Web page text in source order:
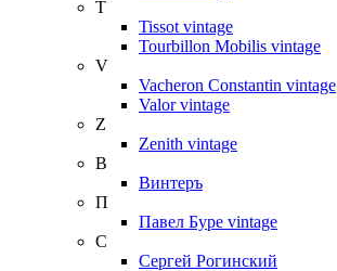
T
Tissot vintage
Tourbillon Mobilis vintage
V
Vacheron Constantin vintage
Valor vintage
Z
Zenith vintage
В
Винтеръ
П
Павел Буре vintage
С
Сергей Рогинский